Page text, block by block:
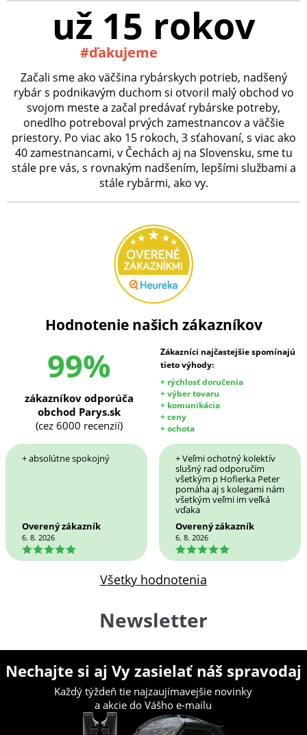
už 15 rokov
#ďakujeme
Začali sme ako väčšina rybárskych potrieb, nadšený
rybár s podnikavým duchom si otvoril malý obchod vo
svojom meste a začal predávať rybárske potreby,
onedlho potreboval prvých zamestnancov a väčšie
priestory. Po viac ako 15 rokoch, 3 sťahovaní, s viac ako
40 zamestnancami, v Čechách aj na Slovensku, sme tu
stále pre vás, s rovnakým nadšením, lepšími službami a
stále rybármi, ako vy.
Hodnotenie našich zákazníkov
99%
Zákazníci najčastejšie spomínajú
tieto výhody:
+ rýchlosť doručenia
+ výber tovaru
+ komunikácia
+ ceny
+ ochota
zákazníkov odporúča
obchod Parys.sk
(cez 6000 recenzií)
+ absolútne spokojný
Overený zákazník
6. 8. 2026
5
+ Veľmi ochotný kolektív
slušný rad odporučím
všetkým p Hofierka Peter
pomáha aj s kolegami nám
všetkým veľmi im veľká
vďaka
Overený zákazník
6. 8. 2026
5
Všetky hodnotenia
Newsletter
Nechajte si aj Vy zasielať náš spravodaj
Každý týždeň tie najzaujímavejšie novinky
a akcie do Vášho e-mailu